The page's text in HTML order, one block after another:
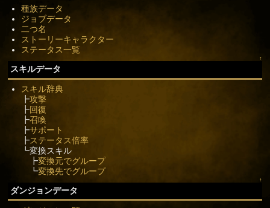
種族データ
ジョブデータ
二つ名
ストーリーキャラクター
ステータス一覧
↑
スキルデータ
スキル辞典
┣攻撃
┣回復
┣召喚
┣サポート
┣ステータス倍率
┗変換スキル
┣変換元でグループ
┗変換先でグループ
↑
ダンジョンデータ